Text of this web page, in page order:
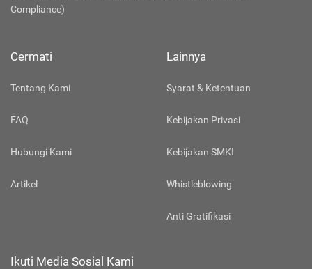
Compliance)
Cermati
Tentang Kami
FAQ
Hubungi Kami
Artikel
Lainnya
Syarat & Ketentuan
Kebijakan Privasi
Kebijakan SMKI
Whistleblowing
Anti Gratifikasi
Ikuti Media Sosial Kami